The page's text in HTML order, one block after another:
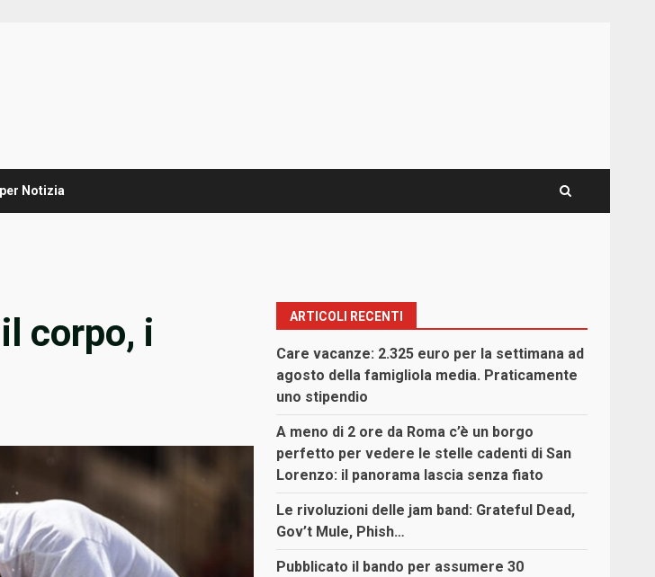
Notizia
corpo, i
ARTICOLI RECENTI
Care vacanze: 2.325 euro per la settimana ad
agosto della famigliola media. Praticamente
uno stipendio
A meno di 2 ore da Roma c’è un borgo
perfetto per vedere le stelle cadenti di San
Lorenzo: il panorama lascia senza fiato
Le rivoluzioni delle jam band: Grateful Dead,
Gov’t Mule, Phish…
Pubblicato il bando per assumere 30